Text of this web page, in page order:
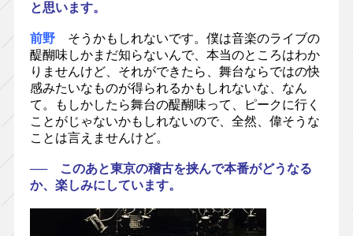
と思います。
前野そうかもしれないです。僕は音楽のライブの
醍醐味しかまだ知らないんで、本当のところはわか
りませんけど、それができたら、舞台ならではの快
感みたいなものが得られるかもしれないな、なん
て。もしかしたら舞台の醍醐味って、ピークに行く
ことがじゃないかもしれないので、全然、偉そうな
ことは言えませんけど。
── このあと東京の稽古を挟んで本番がどうなる
か、楽しみにしています。